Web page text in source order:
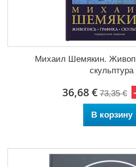
Михаил Шемякин.
скульптура
36,68 € 73,35 €
В корзину